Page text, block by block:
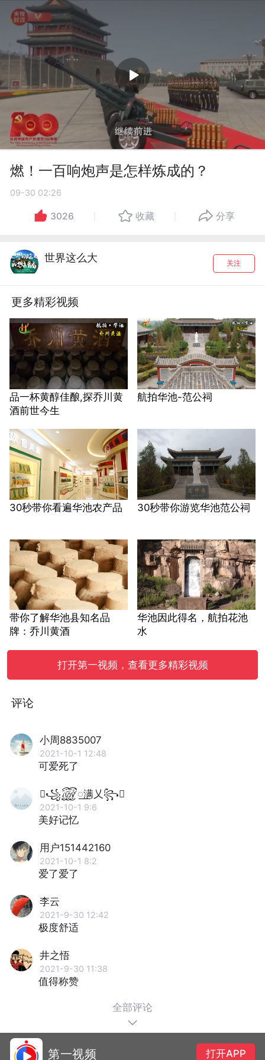
燃！一百响炮声是怎样炼成的？
09-30 02:26
3026 收藏 分享
世界这么大 关注
更多精彩视频
品一杯黄醇佳酿,探乔川黄
酒前世今生
航拍华池-范公祠
30秒带你看遍华池农产品 30秒带你游览华池范公祠
带你了解华池县知名品
牌：乔川黄酒
华池因此得名，航拍花池
水
打开第一视频，查看更多精彩视频
评论
小周8835007
2021-10-1 12:48
可爱死了
꧁꫞꯭满乂꧂
2021-10-1 9:6
美好记忆
用户151442160
2021-10-1 8:2
爱了爱了
李云
2021-9-30 12:42
极度舒适
井之悟
2021-9-30 11:38
值得称赞
全部评论
第一视频 打开APP